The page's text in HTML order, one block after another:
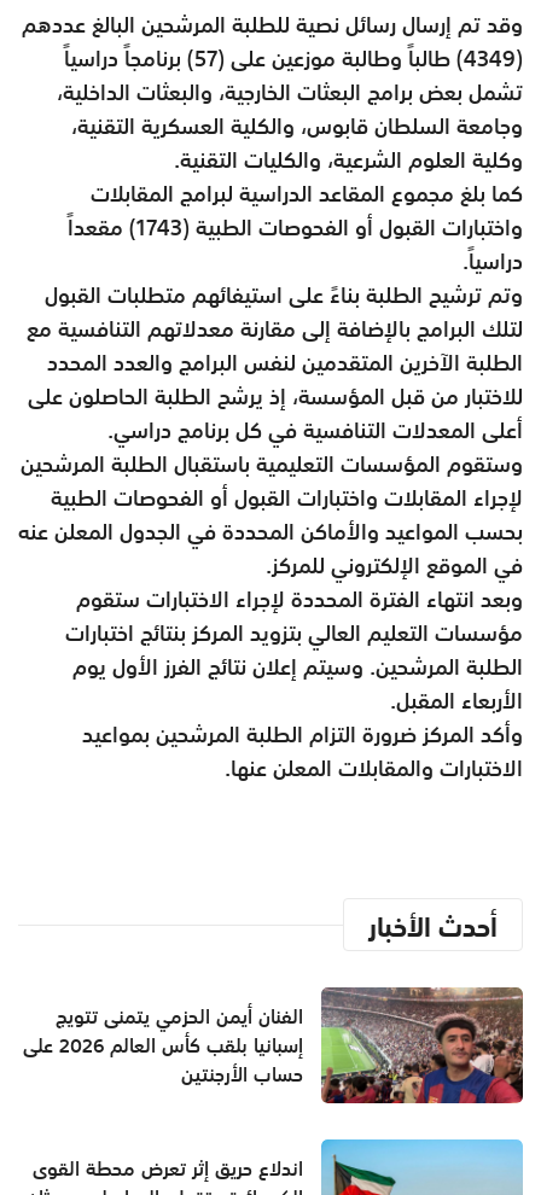
وقد تم إرسال رسائل نصية للطلبة المرشحين البالغ عددهم
(4349) طالباً وطالبة موزعين على (57) برنامجاً دراسياً
تشمل بعض برامج البعثات الخارجية، والبعثات الداخلية،
وجامعة السلطان قابوس، والكلية العسكرية التقنية،
وكلية العلوم الشرعية، والكليات التقنية.
كما بلغ مجموع المقاعد الدراسية لبرامج المقابلات
واختبارات القبول أو الفحوصات الطبية (1743) مقعداً
دراسياً.
وتم ترشيح الطلبة بناءً على استيفائهم متطلبات القبول
لتلك البرامج بالإضافة إلى مقارنة معدلاتهم التنافسية مع
الطلبة الآخرين المتقدمين لنفس البرامج والعدد المحدد
للاختبار من قبل المؤسسة، إذ يرشح الطلبة الحاصلون على
أعلى المعدلات التنافسية في كل برنامج دراسي.
وستقوم المؤسسات التعليمية باستقبال الطلبة المرشحين
لإجراء المقابلات واختبارات القبول أو الفحوصات الطبية
بحسب المواعيد والأماكن المحددة في الجدول المعلن عنه
في الموقع الإلكتروني للمركز.
وبعد انتهاء الفترة المحددة لإجراء الاختبارات ستقوم
مؤسسات التعليم العالي بتزويد المركز بنتائج اختبارات
الطلبة المرشحين. وسيتم إعلان نتائج الفرز الأول يوم
الأربعاء المقبل.
وأكد المركز ضرورة التزام الطلبة المرشحين بمواعيد
الاختبارات والمقابلات المعلن عنها.
أحدث الأخبار
الفنان أيمن الحزمي يتمنى تتويج
إسبانيا بلقب كأس العالم 2026 على
حساب الأرجنتين
اندلاع حريق إثر تعرض محطة القوى